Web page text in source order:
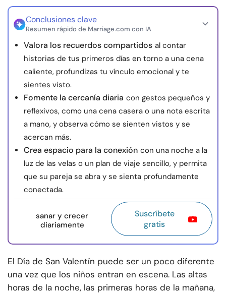
Conclusiones clave
Resumen rápido de Marriage.com con IA
Valora los recuerdos compartidos al contar
historias de tus primeros días en torno a una cena
caliente, profundizas tu vínculo emocional y te
sientes visto.
Fomente la cercanía diaria con gestos pequeños y
reflexivos, como una cena casera o una nota escrita
a mano, y observa cómo se sienten vistos y se
acercan más.
Crea espacio para la conexión con una noche a la
luz de las velas o un plan de viaje sencillo, y permita
que su pareja se abra y se sienta profundamente
conectada.
sanar y crecer
diariamente
Suscríbete
gratis
El Día de San Valentín puede ser un poco diferente
una vez que los niños entran en escena. Las altas
horas de la noche, las primeras horas de la mañana,